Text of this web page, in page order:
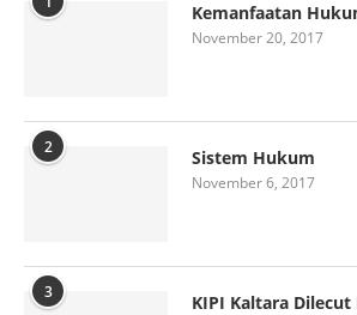
Kemanfaatan
November 20, 2017
2 Sistem Hukum
November 6, 2017
3
KIPI Kaltara